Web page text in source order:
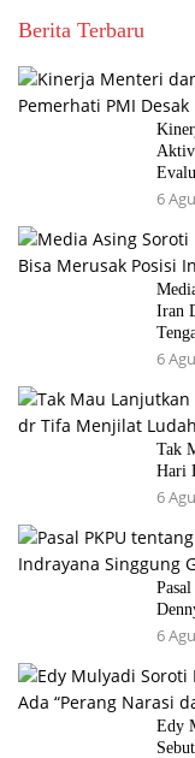
Berita Terbaru
6
Iran
6
Tak
Hari
6
6
Edy